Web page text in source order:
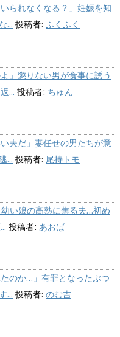
いられなくなる？」妊娠を知
... 投稿者: ふくふく
」懲りない男が食事に誘う
... 投稿者: ちゅん
い夫だ」妻任せの男たちが意
... 投稿者: 尾持トモ
い娘の高熱に焦る夫…初め
投稿者: あおば
たのか…」有罪となったぶつ
... 投稿者: のむ吉